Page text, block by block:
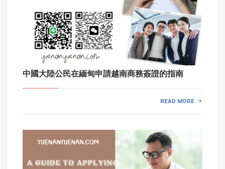
中國大陸公民在緬甸申請越南商務簽證的指南
READ MORE